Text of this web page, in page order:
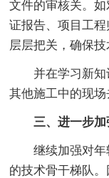
文件的审核关。
证报告、项目工
层层把关，确保技
并在学习新知
其他施工中的现场
三、进一步加
继续加强对年
的技术骨干梯队。